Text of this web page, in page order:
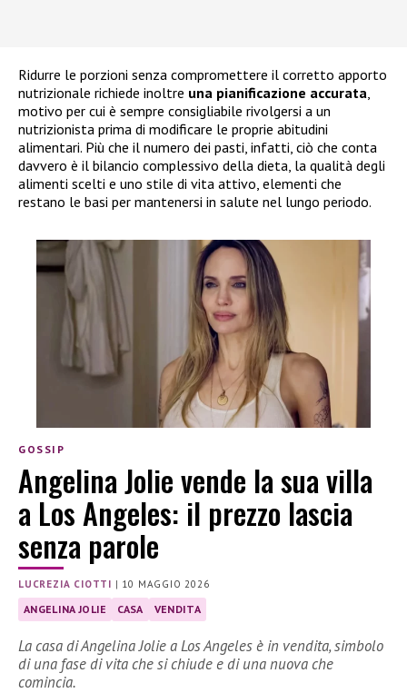
Ridurre le porzioni senza compromettere il corretto apporto
nutrizionale richiede inoltre una pianificazione accurata
motivo per cui è sempre consigliabile rivolgersi a un
nutrizionista prima di modificare le proprie abitudini
alimentari. Più che il numero dei pasti, infatti, ciò che conta
davvero è il bilancio complessivo della dieta, la qualità degli
alimenti scelti e uno stile di vita attivo, elementi che
restano le basi per mantenersi in salute nel lungo periodo.
GOSSIP
Angelina Jolie vende la sua villa
a Los Angeles: il prezzo lascia
senza parole
LUCREZIA CIOTTI | 10 MAGGIO 2026
ANGELINA JOLIE CASA VENDITA
La casa di Angelina Jolie a Los Angeles è in vendita, simbolo
di una fase di vita che si chiude e di una nuova che
comincia.